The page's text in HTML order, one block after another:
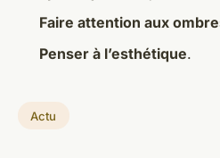
Faire attention aux
Penser à l’esthétique.
Actu